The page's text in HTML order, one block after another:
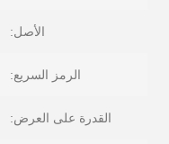
الأصل:
الرمز السريع:
القدرة على العرض: